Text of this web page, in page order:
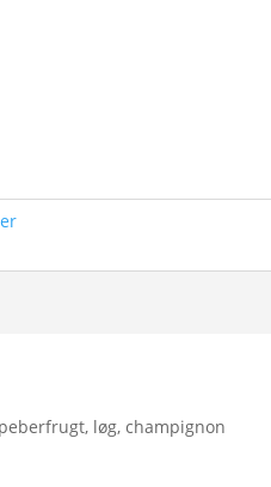
løg, champignon